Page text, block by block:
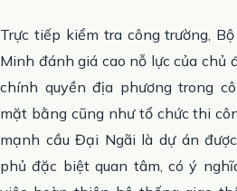
Trực tiếp kiểm tra công trường,
Minh đánh giá cao nỗ lực của chủ
chính quyền địa phương trong
mặt bằng cũng như tổ chức thi
mạnh cầu Đại Ngãi là dự án
phủ đặc biệt quan tâm, có ý